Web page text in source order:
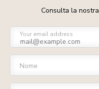
Consulta la nostra
Your email address
Nome